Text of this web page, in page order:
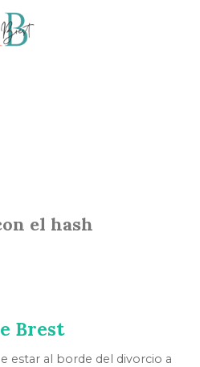
el hash
Brest
estar al borde del divorcio a